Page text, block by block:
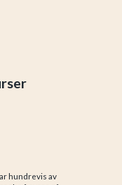
hundrevis av